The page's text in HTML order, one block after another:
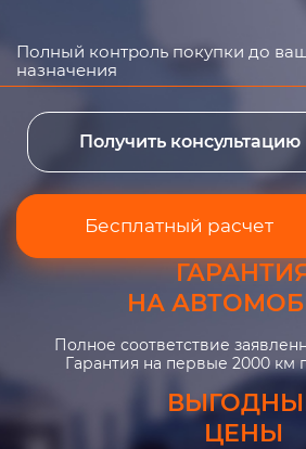
Полный контроль покупки до
назначения
Получить консультацию
Бесплатный расчет
НА
Полное соответствие
Гарантия на первые 2000 км
ЦЕНЫ